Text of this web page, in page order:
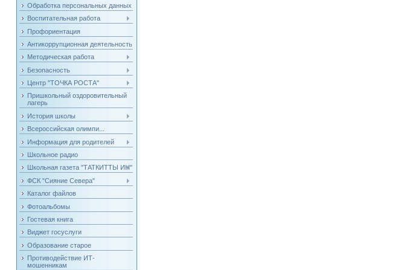
Обработка персональных данных
Воспитательная работа
Профориентация
Антикоррупционная деятельность
Методическая работа
Безопасность
Центр "ТОЧКА РОСТА"
Пришкольный оздоровительный
лагерь
История школы
Всероссийская олимпи...
Информация для родителей
Школьное радио
Школьная газета "ТАТКИТТЫ ИН"
ФСК "Сияние Севера"
Каталог файлов
Фотоальбомы
Гостевая книга
Виджет госуслуги
Образование старое
Противодействие ИТ-
мошенникам